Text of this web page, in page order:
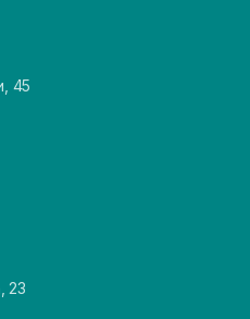
45
23